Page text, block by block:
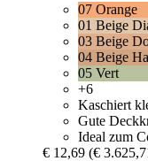
07 Orange
01 Beige
03 Beige
04 Beige
05 Vert
+6
Kaschiert
Gute
Ideal zum
€ 12,69 (€